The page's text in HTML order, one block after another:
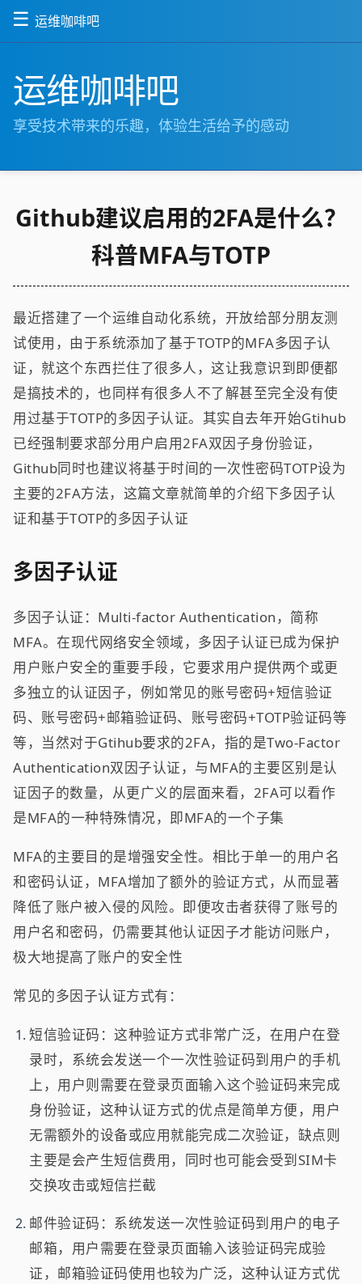
☰ 运维咖啡吧
运维咖啡吧
享受技术带来的乐趣，体验生活给予的感动
Github建议启用的2FA是什么？
科普MFA与TOTP
最近搭建了一个运维自动化系统，开放给部分朋友测
试使用，由于系统添加了基于TOTP的MFA多因子认
证，就这个东西拦住了很多人，这让我意识到即便都
是搞技术的，也同样有很多人不了解甚至完全没有使
用过基于TOTP的多因子认证。其实自去年开始Gtihub
已经强制要求部分用户启用2FA双因子身份验证，
Github同时也建议将基于时间的一次性密码TOTP设为
主要的2FA方法，这篇文章就简单的介绍下多因子认
证和基于TOTP的多因子认证
多因子认证
多因子认证：Multi-factor Authentication，简称
MFA。在现代网络安全领域，多因子认证已成为保护
用户账户安全的重要手段，它要求用户提供两个或更
多独立的认证因子，例如常见的账号密码+短信验证
码、账号密码+邮箱验证码、账号密码+TOTP验证码等
等，当然对于Gtihub要求的2FA，指的是Two-Factor
Authentication双因子认证，与MFA的主要区别是认
证因子的数量，从更广义的层面来看，2FA可以看作
是MFA的一种特殊情况，即MFA的一个子集
MFA的主要目的是增强安全性。相比于单一的用户名
和密码认证，MFA增加了额外的验证方式，从而显著
降低了账户被入侵的风险。即便攻击者获得了账号的
用户名和密码，仍需要其他认证因子才能访问账户，
极大地提高了账户的安全性
常见的多因子认证方式有：
短信验证码：这种验证方式非常广泛，在用户在登
录时，系统会发送一个一次性验证码到用户的手机
上，用户则需要在登录页面输入这个验证码来完成
身份验证，这种认证方式的优点是简单方便，用户
无需额外的设备或应用就能完成二次验证，缺点则
主要是会产生短信费用，同时也可能会受到SIM卡
交换攻击或短信拦截
邮件验证码：系统发送一次性验证码到用户的电子
邮箱，用户需要在登录页面输入该验证码完成验
证，邮箱验证码使用也较为广泛，这种认证方式优